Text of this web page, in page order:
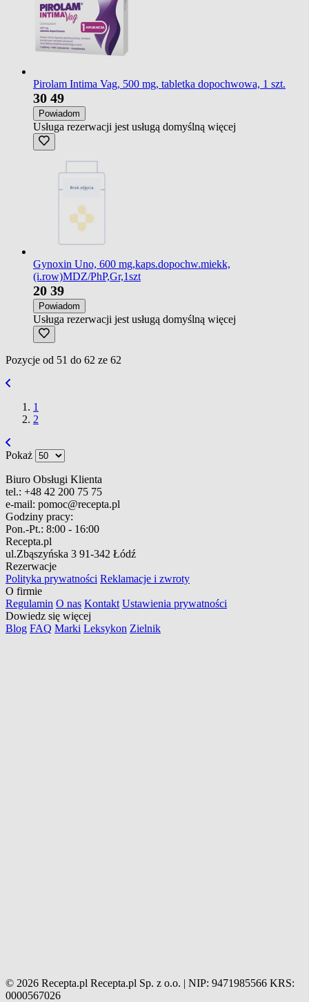
Pirolam Intima Vag, 500 mg, tabletka dopochwowa, 1 szt.
30 49
Powiadom
Usługa rezerwacji jest usługą domyślną więcej
Gynoxin Uno, 600 mg,kaps.dopochw.miekk,
(i.row)MDZ/PhP,Gr,1szt
20 39
Powiadom
Usługa rezerwacji jest usługą domyślną więcej
Pozycje od 51 do 62 ze 62
1
2
Pokaż
Biuro Obsługi Klienta
tel.: +48 42 200 75 75
e-mail: pomoc@recepta.pl
Godziny pracy:
Pon.-Pt.: 8:00 - 16:00
Recepta.pl
ul.Zbąszyńska 3 91-342 Łódź
Rezerwacje
Polityka prywatności Reklamacje i zwroty
O firmie
Regulamin O nas Kontakt Ustawienia prywatności
Dowiedz się więcej
Blog FAQ Marki Leksykon Zielnik
© 2026 Recepta.pl Recepta.pl Sp. z o.o. | NIP: 9471985566 KRS:
0000567026